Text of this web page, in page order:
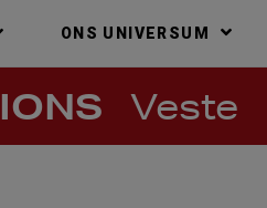
ONS UNIVERSUM
Veste